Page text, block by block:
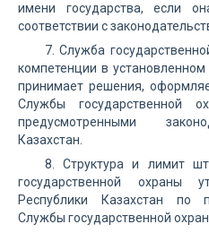
имени государства, если
соответствии с
7. Служба
компетенции в
принимает решения,
Службы государственной
предусмотренными
Казахстан.
8. Структура и лимит
государственной охраны
Республики Казахстан по
Службы государственной